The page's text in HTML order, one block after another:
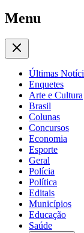
Menu
Últimas
Enquetes
Arte e Cultura
Brasil
Colunas
Concursos
Economia
Esporte
Geral
Polícia
Política
Editais
Municípios
Educação
Saúde